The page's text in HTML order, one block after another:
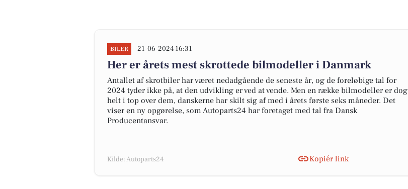
BILER 21-06-2024 16:31
Her er årets mest skrottede bilmodeller i Danmark
Antallet af skrotbiler har været nedadgående de seneste år, og de foreløbige tal for
2024 tyder ikke på, at den udvikling er ved at vende. Men en række bilmodeller er dog
helt i top over dem, danskerne har skilt sig af med i årets første seks måneder. Det
viser en ny opgørelse, som Autoparts24 har foretaget med tal fra Dansk
Producentansvar.
Kilde: Autoparts24 Kopiér link